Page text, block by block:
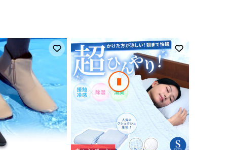
お気に入りに登録 お気に入りに
次のスライド